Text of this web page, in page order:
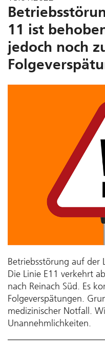
11 ist
jedoch noch
Betriebsstörung auf der
Die Linie E11 verkehrt
nach Reinach Süd. Es
Folgeverspätungen.
medizinischer Notfall.
Unannehmlichkeiten.